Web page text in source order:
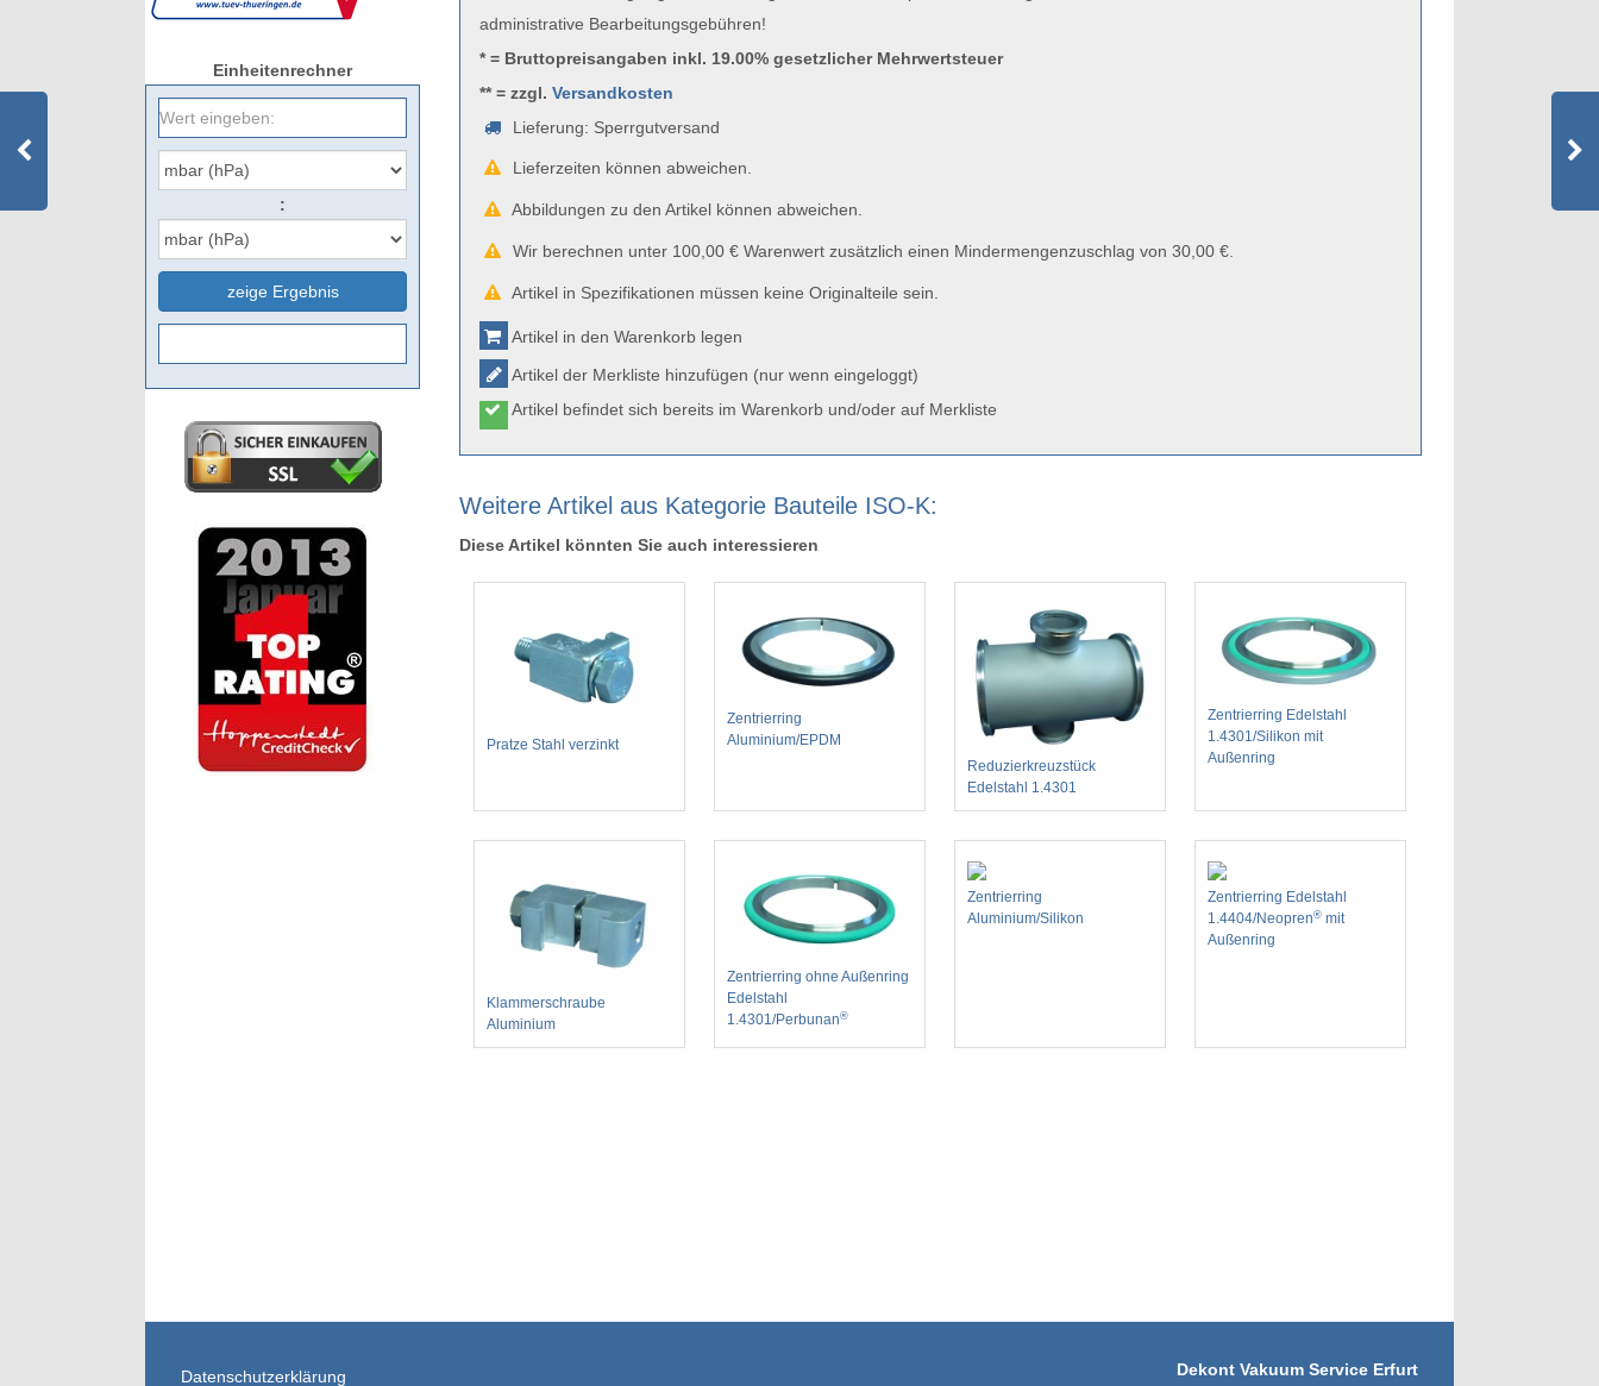
Einheitenrechner
:
zeige Ergebnis
administrative Bearbeitungsgebühren!
* = Bruttopreisangaben inkl. 19.00% gesetzlicher Mehrwertsteuer
** = zzgl.Versandkosten
Lieferung: Sperrgutversand
Lieferzeiten können abweichen.
Abbildungen zu den Artikel können abweichen.
Wir berechnen unter 100,00 € Warenwert zusätzlich einen Mindermengenzuschlag von 30,00 €.
Artikel in Spezifikationen müssen keine Originalteile sein.
Artikel in den Warenkorb legen
Artikel der Merkliste hinzufügen (nur wenn eingeloggt)
Artikel befindet sich bereits im Warenkorb und/oder auf Merkliste
Weitere Artikel aus Kategorie Bauteile ISO-K:
Diese Artikel könnten Sie auch interessieren
Pratze Stahl verzinkt
Zentrierring
Aluminium/EPDM
Reduzierkreuzstück
Edelstahl 1.4301
Zentrierring Edelstahl
1.4301/Silikon mit
Außenring
Klammerschraube
Aluminium
Zentrierring ohne Außenring
Edelstahl
1.4301/Perbunan®
Zentrierring
Aluminium/Silikon
Zentrierring Edelstahl
1.4404/Neopren® mit
Außenring
Datenschutzerklärung
Dekont Vakuum Service Erfurt